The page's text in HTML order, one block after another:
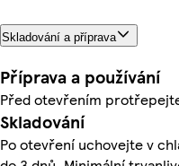
Skladování a příprava
Příprava a používání
Před otevřením
Skladování
Po otevření uchovejte v